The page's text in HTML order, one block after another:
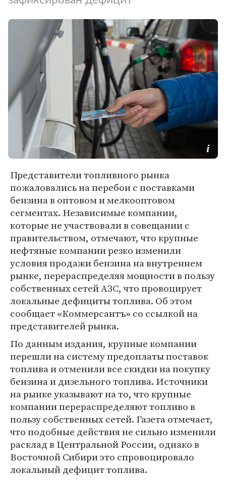
Представители топливного рынка
пожаловались на перебои с поставками
бензина в оптовом и мелкооптовом
сегментах. Независимые компании,
которые не участвовали в совещании с
правительством, отмечают, что крупные
нефтяные компании резко изменили
условия продажи бензина на внутреннем
рынке, перераспределяя мощности в пользу
собственных сетей АЗС, что провоцирует
локальные дефициты топлива. Об этом
сообщает «Коммерсантъ» со ссылкой на
представителей рынка.
По данным издания, крупные компании
перешли на систему предоплаты поставок
топлива и отменили все скидки на покупку
бензина и дизельного топлива. Источники
на рынке указывают на то, что крупные
компании перераспределяют топливо в
пользу собственных сетей. Газета отмечает,
что подобные действия не сильно изменили
расклад в Центральной России, однако в
Восточной Сибири это спровоцировало
локальный дефицит топлива.